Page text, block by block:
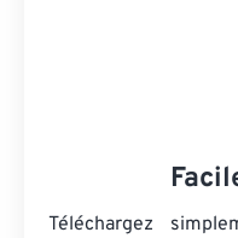
Téléchargez